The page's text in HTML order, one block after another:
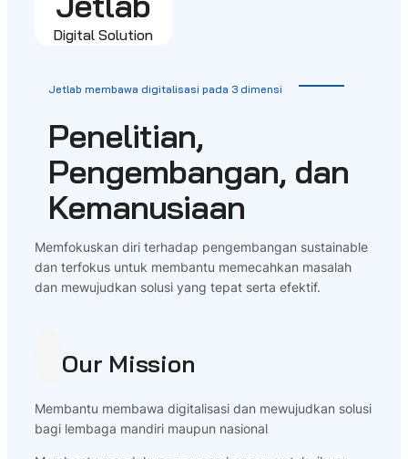
Digital Solution
Jetlab membawa digitalisasi pada 3 dimensi
Penelitian,
Pengembangan, dan
Kemanusiaan
Memfokuskan diri terhadap pengembangan sustainable
dan terfokus untuk membantu memecahkan masalah
dan mewujudkan solusi yang tepat serta efektif.
Our Mission
Membantu membawa digitalisasi dan mewujudkan solusi
bagi lembaga mandiri maupun nasional